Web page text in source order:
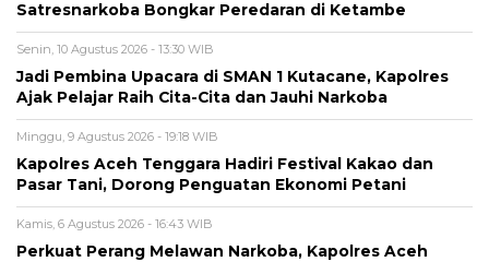
Satresnarkoba Bongkar Peredaran di Ketambe
Senin, 10 Agustus 2026 - 13:30 WIB
Jadi Pembina Upacara di SMAN 1 Kutacane, Kapolres
Ajak Pelajar Raih Cita-Cita dan Jauhi Narkoba
Minggu, 9 Agustus 2026 - 19:18 WIB
Kapolres Aceh Tenggara Hadiri Festival Kakao dan
Pasar Tani, Dorong Penguatan Ekonomi Petani
Kamis, 6 Agustus 2026 - 16:43 WIB
Perkuat Perang Melawan Narkoba, Kapolres Aceh